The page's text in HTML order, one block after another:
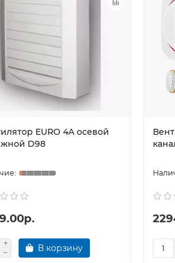
EURO 4A осевой
D98
В корзину